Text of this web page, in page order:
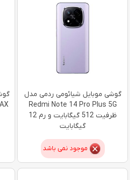
گوشی موبایل شیائومی ردمی مدل
Redmi Note 14 Pro Plus 5G
ظرفیت 512 گیگابایت و رم 12
گیگابایت
موجود نمی باشد